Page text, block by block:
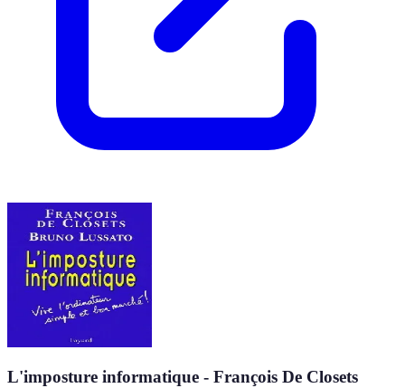
L'imposture informatique - François De Closets